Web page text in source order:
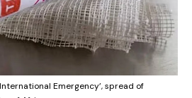
Emergency’, spread of